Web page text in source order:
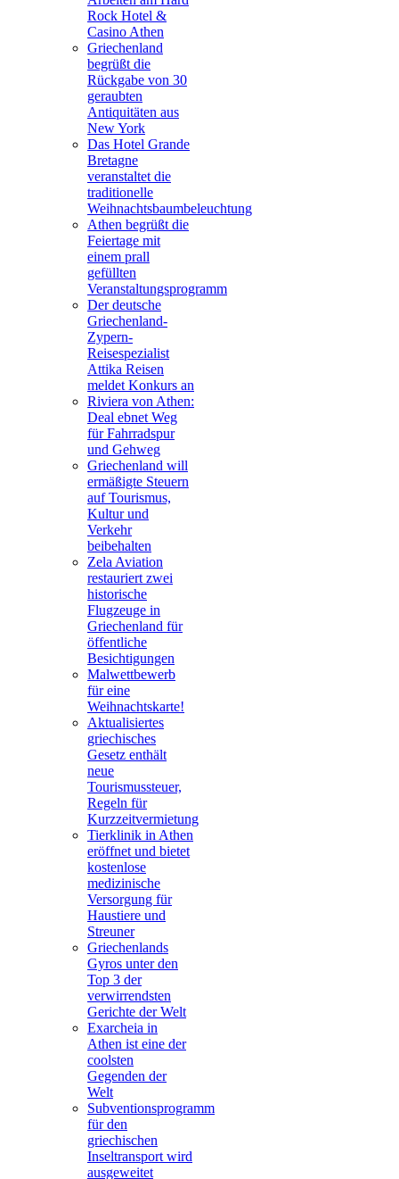
Rock Hotel &
Casino Athen
Griechenland
begrüßt die
Rückgabe von 30
geraubten
Antiquitäten aus
New York
Das Hotel Grande
Bretagne
veranstaltet die
traditionelle
Weihnachtsbaumbeleuchtung
Athen begrüßt die
Feiertage mit
einem prall
gefüllten
Veranstaltungsprogramm
Der deutsche
Griechenland-
Zypern-
Reisespezialist
Attika Reisen
meldet Konkurs an
Riviera von Athen:
Deal ebnet Weg
für Fahrradspur
und Gehweg
Griechenland will
ermäßigte Steuern
auf Tourismus,
Kultur und
Verkehr
beibehalten
Zela Aviation
restauriert zwei
historische
Flugzeuge in
Griechenland für
öffentliche
Besichtigungen
Malwettbewerb
für eine
Weihnachtskarte!
Aktualisiertes
griechisches
Gesetz enthält
neue
Tourismussteuer,
Regeln für
Kurzzeitvermietung
Tierklinik in Athen
eröffnet und bietet
kostenlose
medizinische
Versorgung für
Haustiere und
Streuner
Griechenlands
Gyros unter den
Top 3 der
verwirrendsten
Gerichte der Welt
Exarcheia in
Athen ist eine der
coolsten
Gegenden der
Welt
Subventionsprogramm
für den
griechischen
Inseltransport wird
ausgeweitet